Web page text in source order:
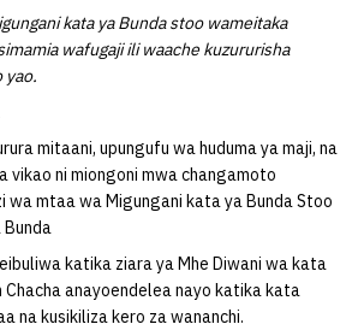
kata ya Bunda stoo wameitaka
wafugaji ili waache kuzururisha
yao.
mitaani, upungufu wa huduma ya maji, na
vikao ni miongoni mwa changamoto
wa mtaa wa Migungani kata ya Bunda Stoo
Bunda
katika ziara ya Mhe Diwani wa kata
Chacha anayoendelea nayo katika kata
na kusikiliza kero za wananchi.